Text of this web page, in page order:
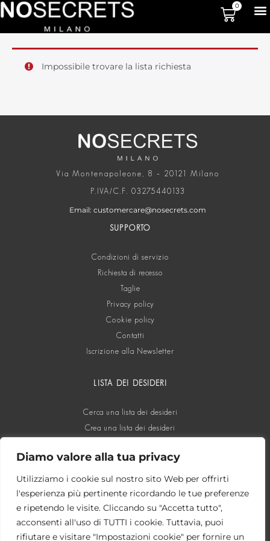
Diamo valore alla tua privacy
Utilizziamo i cookie sul nostro sito Web per offrirti
l'esperienza più pertinente ricordando le tue preferenze
e ripetendo le visite. Cliccando su "Accetta tutto",
acconsenti all'uso di TUTTI i cookie. Tuttavia, puoi
rifiutare e visitare "Impostazioni cookie" per fornire un
0
Impossibile trovare la lista richiesta
Via Montenapoleone, 8 – 20121 Milano
P.IVA/C.F. 03275440133
Email: customercare@nosecrets.com
SUPPORTO
Condizioni di servizio
Richiesta di recesso
Taglie
Privacy policy
Cookie policy
Contatti
Iscrizione alla Newsletter
LISTA DEI DESIDERI
Cerca una lista dei desideri
Crea una lista dei desideri
SOCIAL